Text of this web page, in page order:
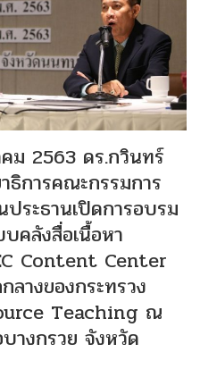
ม 2563 ดร.กวินทร์
ธิการคณะกรรมการ
ระธานเปิดการอบรม
คลังสื่อเนื้อหา
Content Center
างของกระทรวง
Teaching ณ
างกรวย จังหวัด